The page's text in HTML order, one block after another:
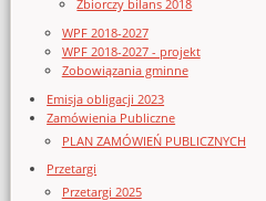
Zbiorczy bilans 2018
WPF 2018-2027
WPF 2018-2027 - projekt
Zobowiązania gminne
Emisja obligacji 2023
Zamówienia Publiczne
PLAN ZAMÓWIEŃ PUBLICZNYCH
Przetargi
Przetargi 2025